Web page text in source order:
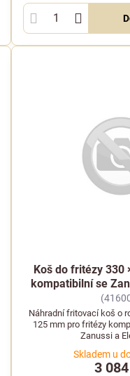
Koš do fritézy 330
kompatibilní se
Náhradní fritovací koš o
125 mm pro fritézy
Zanussi a
Skladem u
3